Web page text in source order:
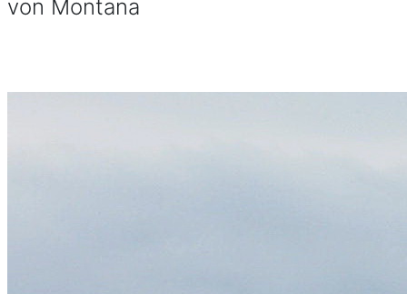
von Montana